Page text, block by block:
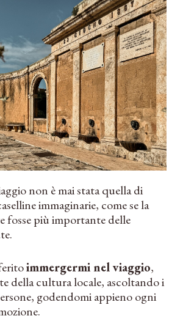
non è mai stata quella di
immaginarie, come se la
fosse più importante delle
immergermi nel viaggio,
della cultura locale, ascoltando i
godendomi appieno ogni